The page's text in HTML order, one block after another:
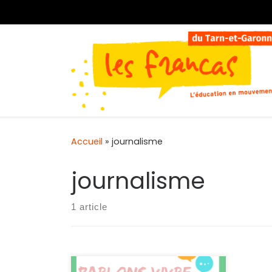
Accueil » journalisme
journalisme
1 article